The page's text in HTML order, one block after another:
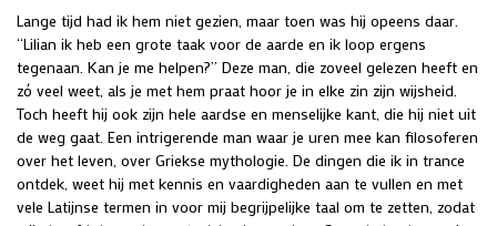
Lange tijd had ik hem niet gezien, maar toen was hij opeens daar.
“Lilian ik heb een grote taak voor de aarde en ik loop ergens
tegenaan. Kan je me helpen?” Deze man, die zoveel gelezen heeft en
zó veel weet, als je met hem praat hoor je in elke zin zijn wijsheid.
Toch heeft hij ook zijn hele aardse en menselijke kant, die hij niet uit
de weg gaat. Een intrigerende man waar je uren mee kan filosoferen
over het leven, over Griekse mythologie. De dingen die ik in trance
ontdek, weet hij met kennis en vaardigheden aan te vullen en met
vele Latijnse termen in voor mij begrijpelijke taal om te zetten, zodat